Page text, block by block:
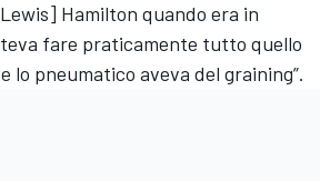
Hamilton quando era in
fare praticamente tutto quello
lo pneumatico aveva del graining”.